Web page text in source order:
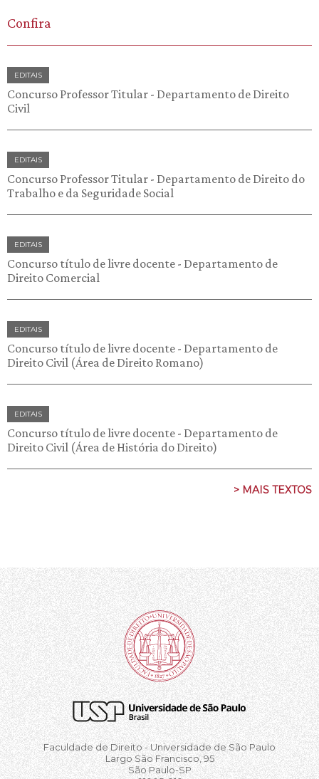
Confira
EDITAIS
Concurso Professor Titular - Departamento de Direito
Civil
EDITAIS
Concurso Professor Titular - Departamento de Direito do
Trabalho e da Seguridade Social
EDITAIS
Concurso título de livre docente - Departamento de
Direito Comercial
EDITAIS
Concurso título de livre docente - Departamento de
Direito Civil (Área de Direito Romano)
EDITAIS
Concurso título de livre docente - Departamento de
Direito Civil (Área de História do Direito)
> MAIS TEXTOS
Faculdade de Direito - Universidade de São Paulo
Largo São Francisco, 95
São Paulo-SP